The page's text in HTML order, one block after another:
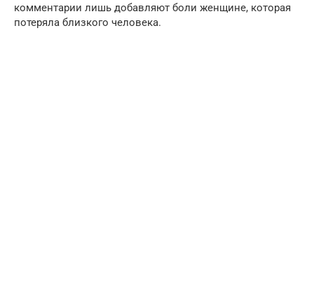
комментарии лишь добавляют боли женщине, которая
потеряла близкого человека.